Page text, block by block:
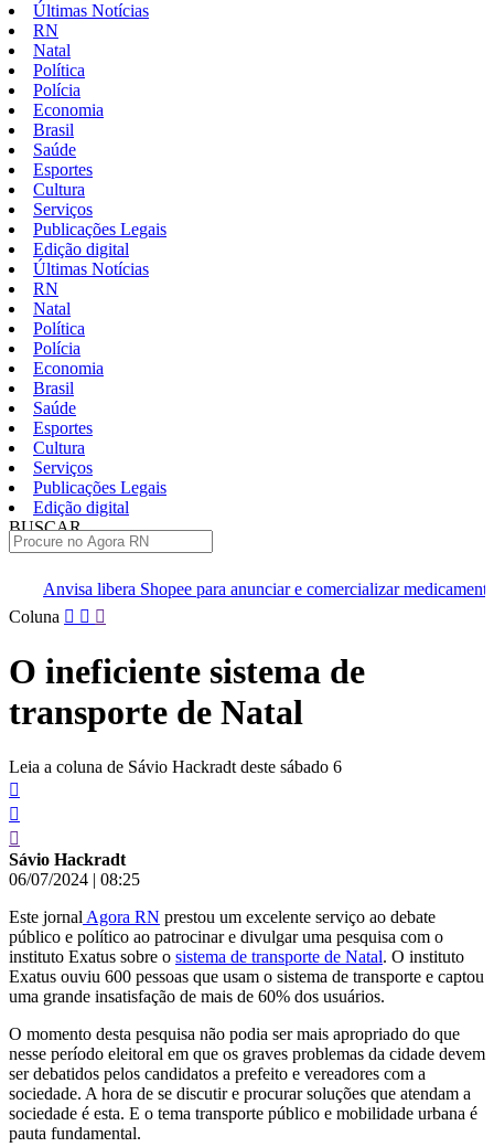
Últimas Notícias
RN
Natal
Política
Polícia
Economia
Brasil
Saúde
Esportes
Cultura
Serviços
Publicações Legais
Edição digital
Últimas Notícias
RN
Natal
Política
Polícia
Economia
Brasil
Saúde
Esportes
Cultura
Serviços
Publicações Legais
Edição digital
BUSCAR
libera Shopee para anunciar e comercializar medicamentos após
Pular
conteúdo
Coluna
O ineficiente sistema de
transporte de Natal
Leia a coluna de Sávio Hackradt deste sábado 6
Sávio Hackradt
06/07/2024 | 08:25
Este jornal Agora RN prestou um excelente serviço ao debate
público e político ao patrocinar e divulgar uma pesquisa com o
instituto Exatus sobre o sistema de transporte de Natal. O instituto
Exatus ouviu 600 pessoas que usam o sistema de transporte e captou
uma grande insatisfação de mais de 60% dos usuários.
O momento desta pesquisa não podia ser mais apropriado do que
nesse período eleitoral em que os graves problemas da cidade devem
ser debatidos pelos candidatos a prefeito e vereadores com a
sociedade. A hora de se discutir e procurar soluções que atendam a
sociedade é esta. E o tema transporte público e mobilidade urbana é
pauta fundamental.